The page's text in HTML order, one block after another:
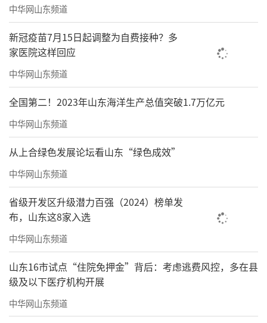
中华网山东频道
新冠疫苗7月15日起调整为自费接种？多
家医院这样回应
中华网山东频道
全国第二！2023年山东海洋生产总值突破1.7万亿元
中华网山东频道
从上合绿色发展论坛看山东“绿色成效”
中华网山东频道
省级开发区升级潜力百强（2024）榜单发
布，山东这8家入选
中华网山东频道
山东16市试点“住院免押金”背后：考虑逃费风控，多在县
级及以下医疗机构开展
中华网山东频道